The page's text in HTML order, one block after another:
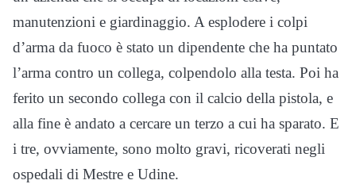
manutenzioni e giardinaggio. A esplodere i colpi
d’arma da fuoco è stato un dipendente che ha puntato
l’arma contro un collega, colpendolo alla testa. Poi ha
ferito un secondo collega con il calcio della pistola, e
alla fine è andato a cercare un terzo a cui ha sparato. E
i tre, ovviamente, sono molto gravi, ricoverati negli
ospedali di Mestre e Udine.